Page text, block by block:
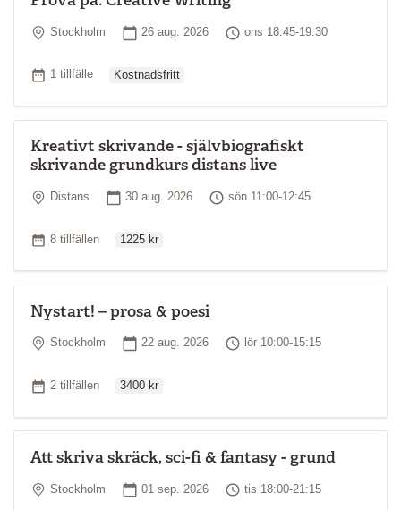
Plats
Stockholm Startdatum
26 aug. 2026 Tid
ons 18:45-19:30
Antal tillfällen
1 tillfälle Kostnadsfritt
Kreativt skrivande - självbiografiskt
skrivande grundkurs distans live
Plats
Distans Startdatum
30 aug. 2026 Tid
sön 11:00-12:45
Antal tillfällen
8 tillfällen 1225 kr
Nystart! – prosa & poesi
Plats
Stockholm Startdatum
22 aug. 2026 Tid
lör 10:00-15:15
Antal tillfällen
2 tillfällen 3400 kr
Att skriva skräck, sci-fi & fantasy - grund
Plats
Stockholm Startdatum
01 sep. 2026 Tid
tis 18:00-21:15